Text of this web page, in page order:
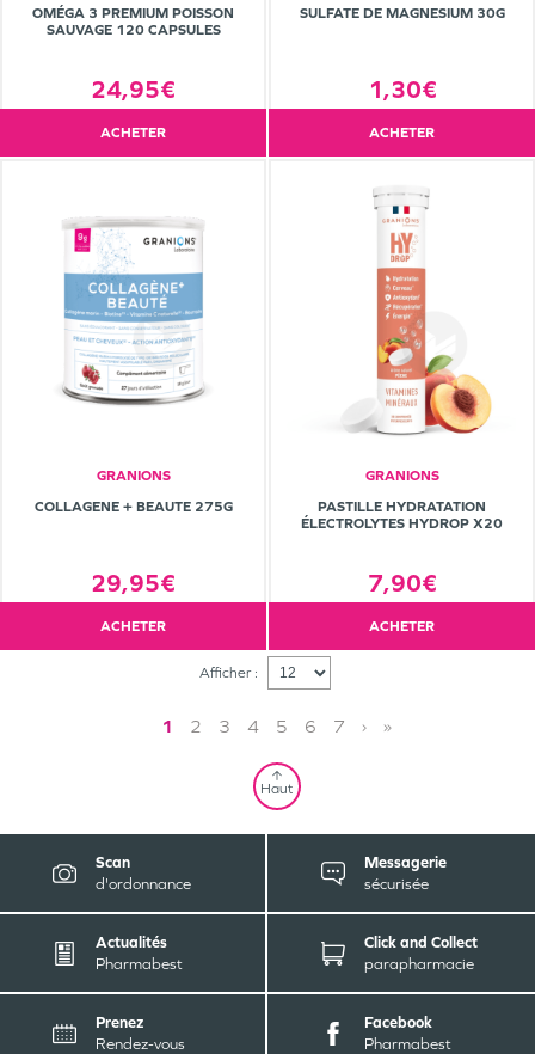
OMÉGA 3 PREMIUM POISSON
SAUVAGE 120 CAPSULES
24,95€
ACHETER
SULFATE DE MAGNESIUM 30G
1,30€
ACHETER
GRANIONS
COLLAGENE + BEAUTE 275G
29,95€
ACHETER
GRANIONS
PASTILLE HYDRATATION
ÉLECTROLYTES HYDROP X20
7,90€
ACHETER
Afficher :
1 2 3 4 5 6 7 › »
Haut
Scan
d'ordonnance
Messagerie
sécurisée
Actualités
Pharmabest
Click and Collect
parapharmacie
Prenez
Rendez-vous
Facebook
Pharmabest